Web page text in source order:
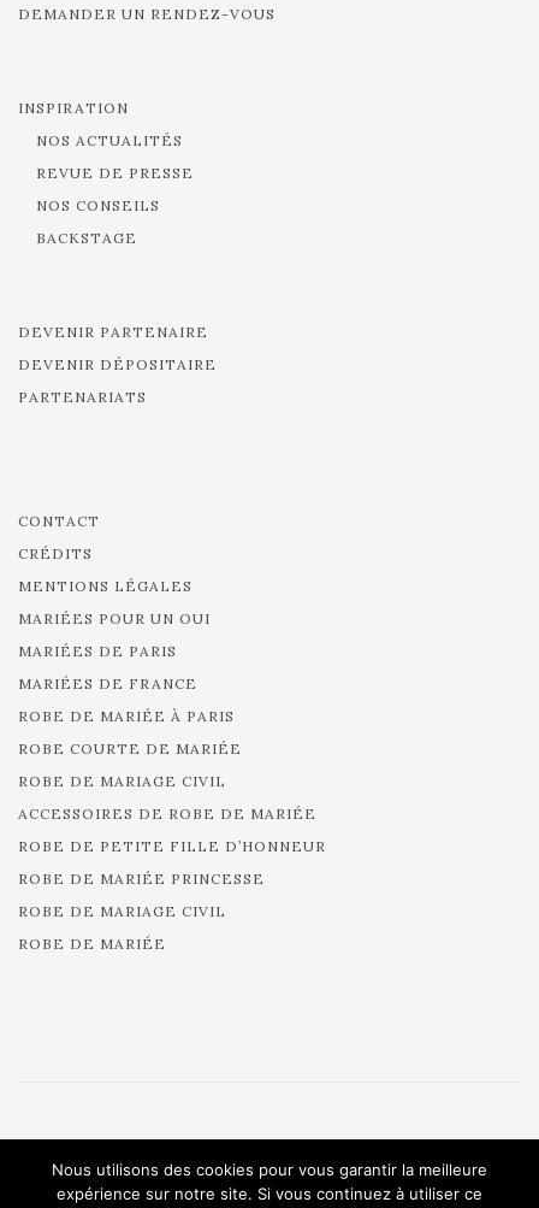
DEMANDER UN RENDEZ-VOUS
INSPIRATION
NOS ACTUALITÉS
REVUE DE PRESSE
NOS CONSEILS
BACKSTAGE
DEVENIR PARTENAIRE
DEVENIR DÉPOSITAIRE
PARTENARIATS
CONTACT
CRÉDITS
MENTIONS LÉGALES
MARIÉES POUR UN OUI
MARIÉES DE PARIS
MARIÉES DE FRANCE
ROBE DE MARIÉE À PARIS
ROBE COURTE DE MARIÉE
ROBE DE MARIAGE CIVIL
ACCESSOIRES DE ROBE DE MARIÉE
ROBE DE PETITE FILLE D’HONNEUR
ROBE DE MARIÉE PRINCESSE
ROBE DE MARIAGE CIVIL
ROBE DE MARIÉE
All rights reserved.
Nous utilisons des cookies pour vous garantir la meilleure
expérience sur notre site. Si vous continuez à utiliser ce